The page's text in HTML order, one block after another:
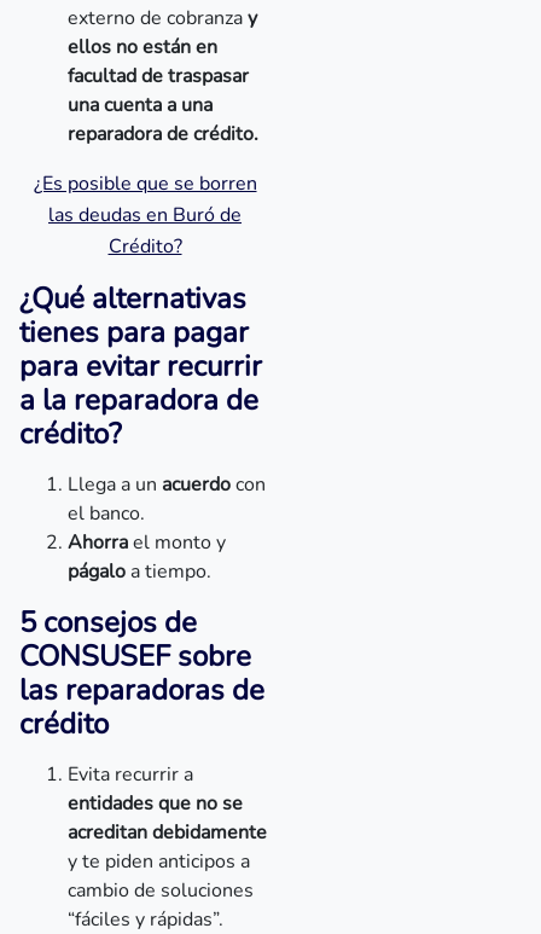
externo de cobranzay
ellos no están en
facultad de traspasar
una cuenta a una
reparadora de crédito.
¿Es posible que se borren
las deudas en Buró de
Crédito?
¿Qué alternativas
tienes para pagar
para evitar recurrir
a la reparadora de
crédito?
Llega a un acuerdocon
el banco.
Ahorrael monto y
págalo a tiempo.
5 consejos de
CONSUSEF sobre
las reparadoras de
crédito
Evita recurrir a
entidades que no se
acreditan debidamente
y te piden anticipos a
cambio de soluciones
“fáciles y rápidas”.